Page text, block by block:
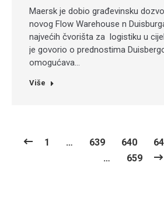
Maersk je dobio građevinsku
novog Flow Warehouse n
najvećih čvorišta za logistiku u
je govorio o prednostima
omogućava…
Više
1 … 639 640
…
659